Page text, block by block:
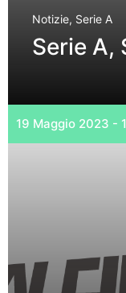
Notizie, Serie A
Serie A,
19 Maggio 2023 -